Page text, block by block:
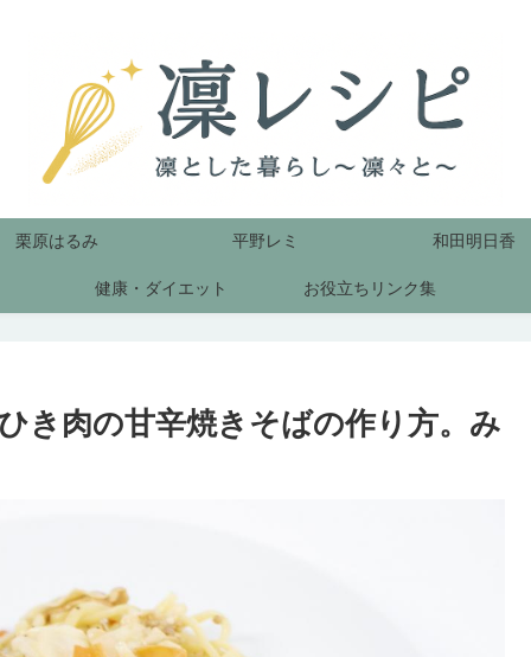
栗原はるみ 平野レミ 和田明日香
健康・ダイエット お役立ちリンク集
き肉の甘辛焼きそばの作り方。み